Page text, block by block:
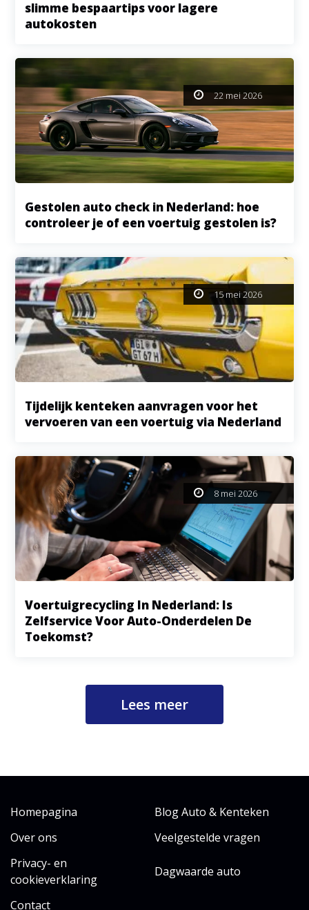
slimme bespaartips voor lagere
autokosten
22 mei 2026
Gestolen auto check in Nederland: hoe
controleer je of een voertuig gestolen is?
15 mei 2026
Tijdelijk kenteken aanvragen voor het
vervoeren van een voertuig via Nederland
8 mei 2026
Voertuigrecycling In Nederland: Is
Zelfservice Voor Auto-Onderdelen De
Toekomst?
Lees meer
Homepagina
Blog Auto & Kenteken
Over ons
Veelgestelde vragen
Privacy- en
cookieverklaring
Dagwaarde auto
Contact